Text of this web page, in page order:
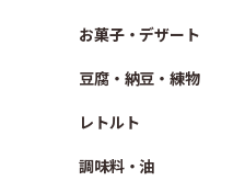
お菓子・デザート
豆腐・納豆・練物
レトルト
調味料・油